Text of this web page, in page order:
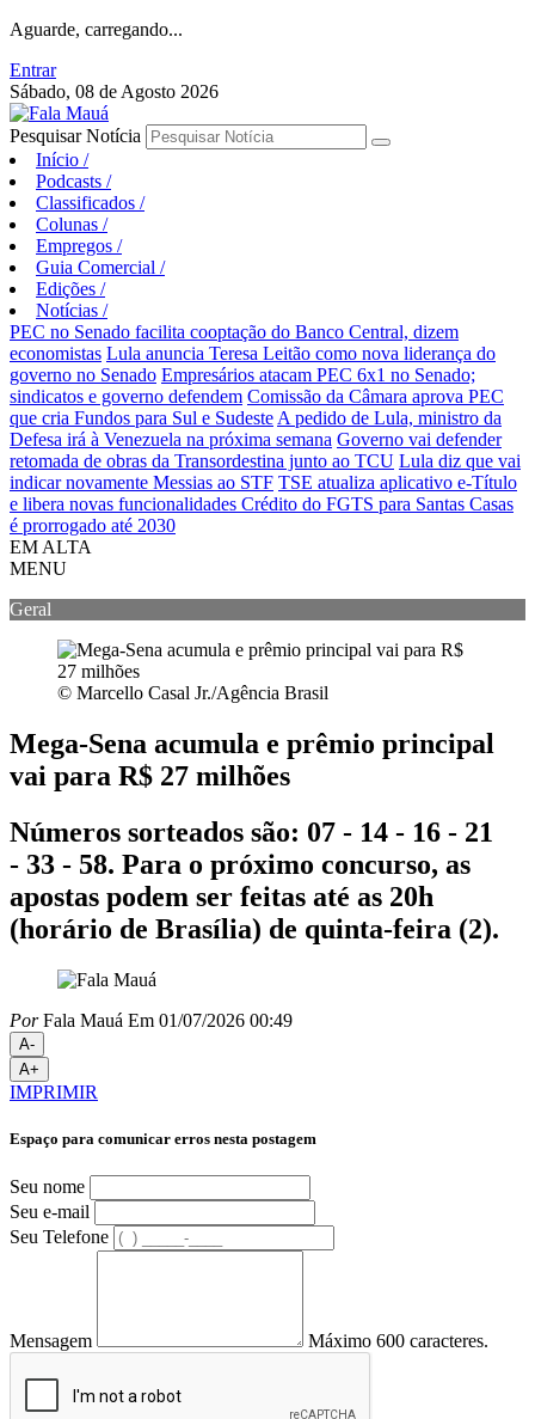
Aguarde, carregando...
Entrar
Sábado, 08 de Agosto 2026
Pesquisar Notícia
Início /
Podcasts /
Classificados /
Colunas /
Empregos /
Guia Comercial /
Edições /
Notícias /
PEC no Senado facilita cooptação do Banco Central, dizem
economistas Lula anuncia Teresa Leitão como nova liderança do
governo no Senado Empresários atacam PEC 6x1 no Senado;
sindicatos e governo defendem Comissão da Câmara aprova PEC
que cria Fundos para Sul e Sudeste A pedido de Lula, ministro da
Defesa irá à Venezuela na próxima semana Governo vai defender
retomada de obras da Transordestina junto ao TCU Lula diz que vai
indicar novamente Messias ao STF TSE atualiza aplicativo e-Título
e libera novas funcionalidades Crédito do FGTS para Santas Casas
é prorrogado até 2030
EM ALTA
MENU
Geral
© Marcello Casal Jr./Agência Brasil
Mega-Sena acumula e prêmio principal
vai para R$ 27 milhões
Números sorteados são: 07 - 14 - 16 - 21
- 33 - 58. Para o próximo concurso, as
apostas podem ser feitas até as 20h
(horário de Brasília) de quinta-feira (2).
PorFala Mauá Em 01/07/2026 00:49
A-
A+
IMPRIMIR
Espaço para comunicar erros nesta postagem
Seu nome
Seu e-mail
Seu Telefone
Mensagem Máximo 600 caracteres.